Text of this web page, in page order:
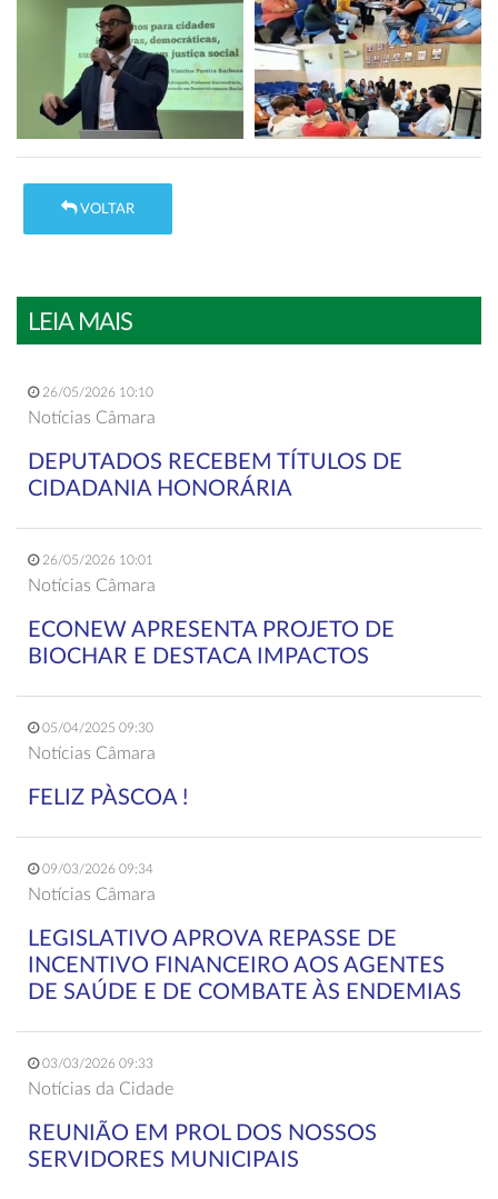
VOLTAR
LEIA MAIS
26/05/2026 10:10
Notícias Câmara
DEPUTADOS RECEBEM TÍTULOS DE
CIDADANIA HONORÁRIA
26/05/2026 10:01
Notícias Câmara
ECONEW APRESENTA PROJETO DE
BIOCHAR E DESTACA IMPACTOS
05/04/2025 09:30
Notícias Câmara
FELIZ PÀSCOA !
09/03/2026 09:34
Notícias Câmara
LEGISLATIVO APROVA REPASSE DE
INCENTIVO FINANCEIRO AOS AGENTES
DE SAÚDE E DE COMBATE ÀS ENDEMIAS
03/03/2026 09:33
Notícias da Cidade
REUNIÃO EM PROL DOS NOSSOS
SERVIDORES MUNICIPAIS